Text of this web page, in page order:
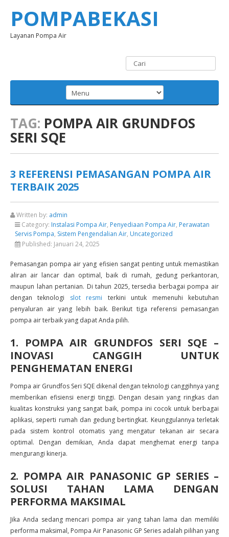
POMPABEKASI
Layanan Pompa Air
TAG: POMPA AIR GRUNDFOS
SERI SQE
3 REFERENSI PEMASANGAN POMPA AIR
TERBAIK 2025
Written by: admin
Category: Instalasi Pompa Air, Penyediaan Pompa Air, Perawatan
Servis Pompa, Sistem Pengendalian Air, Uncategorized
Published: Januari 24, 2025
Pemasangan pompa air yang efisien sangat penting untuk memastikan
aliran air lancar dan optimal, baik di rumah, gedung perkantoran,
maupun lahan pertanian. Di tahun 2025, tersedia berbagai pompa air
dengan teknologi slot resmi terkini untuk memenuhi kebutuhan
penyaluran air yang lebih baik. Berikut tiga referensi pemasangan
pompa air terbaik yang dapat Anda pilih.
1. POMPA AIR GRUNDFOS SERI SQE –
INOVASI CANGGIH UNTUK
PENGHEMATAN ENERGI
Pompa air Grundfos Seri SQE dikenal dengan teknologi canggihnya yang
memberikan efisiensi energi tinggi. Dengan desain yang ringkas dan
kualitas konstruksi yang sangat baik, pompa ini cocok untuk berbagai
aplikasi, seperti rumah dan gedung bertingkat. Keunggulannya terletak
pada sistem kontrol otomatis yang mengatur tekanan air secara
optimal. Dengan demikian, Anda dapat menghemat energi tanpa
mengurangi kinerja.
2. POMPA AIR PANASONIC GP SERIES –
SOLUSI TAHAN LAMA DENGAN
PERFORMA MAKSIMAL
Jika Anda sedang mencari pompa air yang tahan lama dan memiliki
performa maksimal, Pompa Air Panasonic GP Series adalah pilihan yang